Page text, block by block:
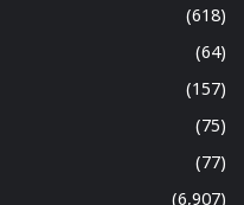
(618)
(64)
(157)
(75)
(77)
(6,907)